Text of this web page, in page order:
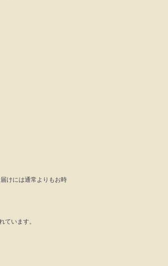
けには通常よりもお時
います。